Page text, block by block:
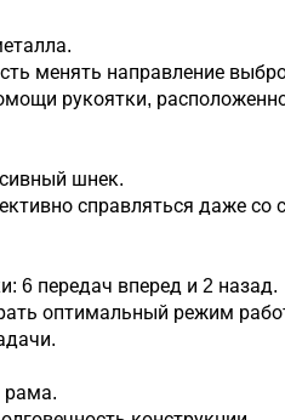
менять направление
рукоятки,
шнек.
справляться даже со
6 передач вперед и 2 назад.
оптимальный режим
рама.